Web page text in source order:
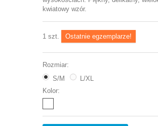
kwiatowy wzór.
1 szt. Ostatnie egzemplarze!
Rozmiar:
S/M
L/XL
Kolor: